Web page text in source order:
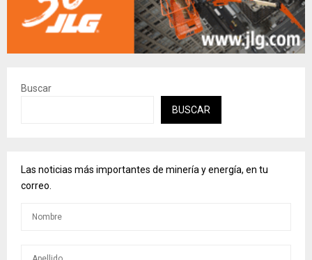
Buscar
BUSCAR
Las noticias más importantes de minería y energía, en tu
correo.